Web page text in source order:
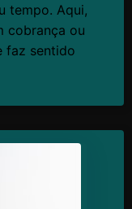
tempo. Aqui,
cobrança ou
faz sentido